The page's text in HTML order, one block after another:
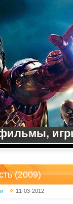
(2009)
11-03-2012